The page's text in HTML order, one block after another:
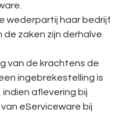
wederpartij haar bedrijf
zaken zijn derhalve
van de krachtens de
ingebrekestelling is
aflevering bij
eServiceware bij